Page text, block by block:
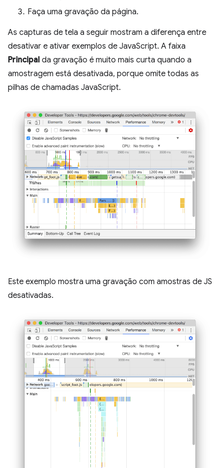
Faça uma gravação da página.
As capturas de tela a seguir mostram a diferença entre
desativar e ativar exemplos de JavaScript. A faixa
Principal da gravação é muito mais curta quando a
amostragem está desativada, porque omite todas as
pilhas de chamadas JavaScript.
Este exemplo mostra uma gravação com amostras de JS
desativadas.